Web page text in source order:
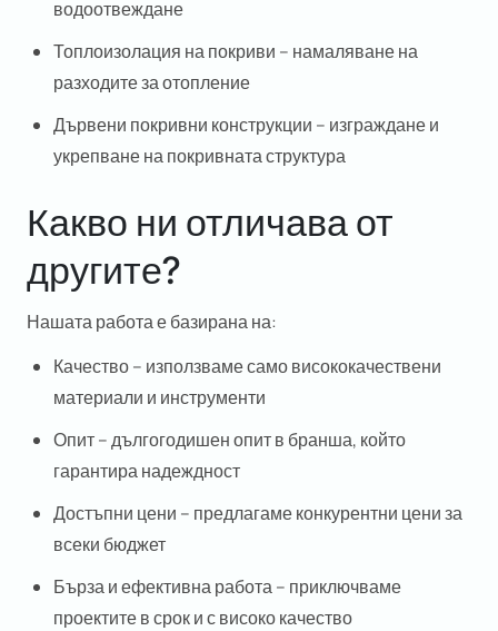
водоотвеждане
Топлоизолация на покриви – намаляване на
разходите за отопление
Дървени покривни конструкции – изграждане и
укрепване на покривната структура
Какво ни отличава от
другите?
Нашата работа е базирана на:
Качество– използваме само висококачествени
материали и инструменти
Опит– дългогодишен опит в бранша, който
гарантира надеждност
Достъпни цени – предлагаме конкурентни цени за
всеки бюджет
Бърза и ефективна работа– приключваме
проектите в срок и с високо качество